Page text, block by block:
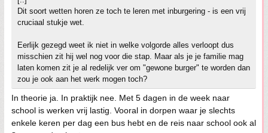
Dit soort wetten horen ze toch te leren met inburgering - is een vrij
cruciaal stukje wet.
Eerlijk gezegd weet ik niet in welke volgorde alles verloopt dus
misschien zit hij wel nog voor die stap. Maar als je je familie mag
laten komen zit je al redelijk ver om "gewone burger" te worden dan
zou je ook aan het werk mogen toch?
In theorie ja. In praktijk nee. Met 5 dagen in de week naar
school is werken vrij lastig. Vooral in dorpen waar je slechts
enkele keren per dag een bus hebt en de reis naar school ook al